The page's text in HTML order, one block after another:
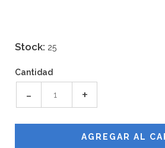
Stock: 25
Cantidad
- +